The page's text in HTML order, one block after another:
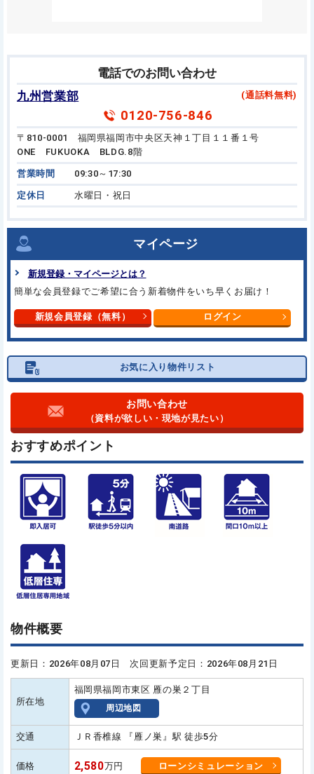
電話でのお問い合わせ
九州営業部
(通話料無料)
0120-756-846
〒810-0001 福岡県福岡市中央区天神１丁目１１番１号
ONE FUKUOKA BLDG.8階
営業時間 09:30～17:30
定休日 水曜日・祝日
マイページ
新規登録・マイページとは？
簡単な会員登録でご希望に合う 新着物件をいち早くお届け！
新規会員登録（無料） ログイン
お気に入り物件リスト
お問い合わせ
（資料が欲しい・現地が見たい）
おすすめポイント
物件概要
更新日：2026年08月07日 次回更新予定日：2026年08月21日
所在地
福岡県福岡市東区 雁の巣２丁目
周辺地図
交通 ＪＲ香椎線 『雁ノ巣』駅 徒歩5分
価格 2,580万円 ローンシミュレーション